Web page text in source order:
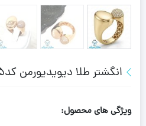
انگشتر طلا دیویدیورمن کد5
ویژگی های محصول: